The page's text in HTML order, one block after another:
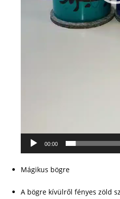
00:00
Mágikus bögre
A bögre kívülről fényes zöld